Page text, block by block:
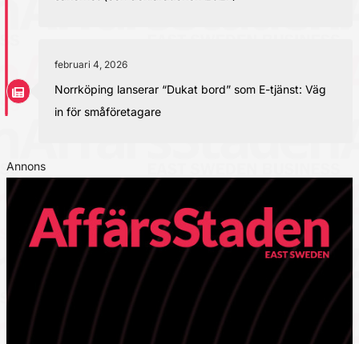
februari 4, 2026
Norrköping lanserar “Dukat bord” som E-tjänst: Väg
in för småföretagare
Annons